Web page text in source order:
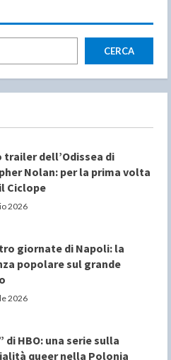
CERCA
trailer dell’Odissea di
Nolan: per la prima volta
Ciclope
2026
giornate di Napoli: la
popolare sul grande
2026
di HBO: una serie sulla
queer nella Polonia